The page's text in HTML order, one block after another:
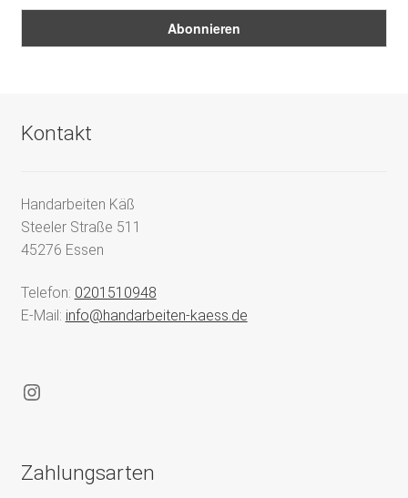
Kontakt
Handarbeiten Käß
Steeler Straße 511
45276 Essen
Telefon: 0201510948
E-Mail: info@handarbeiten-kaess.de
Instagram
Zahlungsarten